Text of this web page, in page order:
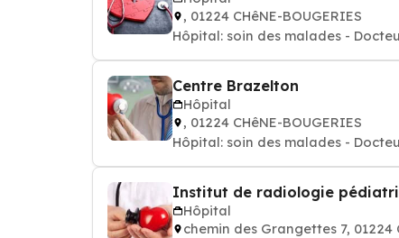
, 01224 CHêNE-BOUGERIES
Hôpital: soin des malades -
Centre Brazelton
Hôpital
, 01224 CHêNE-BOUGERIES
Hôpital: soin des malades -
Institut de radiologie
Hôpital
chemin des Grangettes 7, 01224